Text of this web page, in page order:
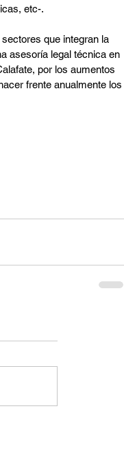
etc-.
que integran la
asesoría legal técnica en
por los aumentos
frente anualmente los